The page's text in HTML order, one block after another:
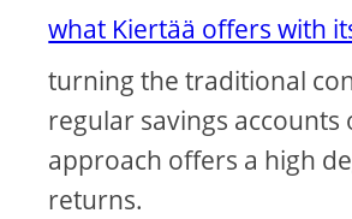
what Kiertää offers with
turning the traditional
regular savings
approach offers a high
returns.